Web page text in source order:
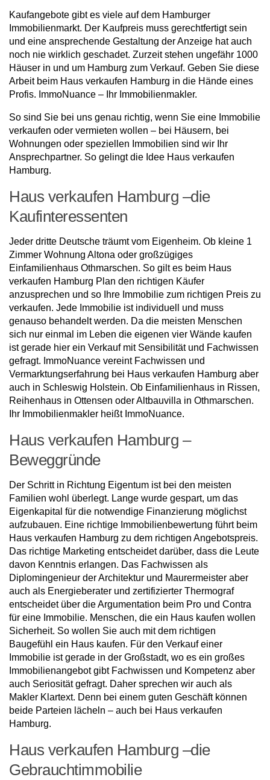
Kaufangebote gibt es viele auf dem Hamburger
Immobilienmarkt. Der Kaufpreis muss gerechtfertigt sein
und eine ansprechende Gestaltung der Anzeige hat auch
noch nie wirklich geschadet. Zurzeit stehen ungefähr 1000
Häuser in und um Hamburg zum Verkauf. Geben Sie diese
Arbeit beim Haus verkaufen Hamburg in die Hände eines
Profis. ImmoNuance – Ihr Immobilienmakler.
So sind Sie bei uns genau richtig, wenn Sie eine Immobilie
verkaufen oder vermieten wollen – bei Häusern, bei
Wohnungen oder speziellen Immobilien sind wir Ihr
Ansprechpartner. So gelingt die Idee Haus verkaufen
Hamburg.
Haus verkaufen Hamburg –die
Kaufinteressenten
Jeder dritte Deutsche träumt vom Eigenheim. Ob kleine 1
Zimmer Wohnung Altona oder großzügiges
Einfamilienhaus Othmarschen. So gilt es beim Haus
verkaufen Hamburg Plan den richtigen Käufer
anzusprechen und so Ihre Immobilie zum richtigen Preis zu
verkaufen. Jede Immobilie ist individuell und muss
genauso behandelt werden. Da die meisten Menschen
sich nur einmal im Leben die eigenen vier Wände kaufen
ist gerade hier ein Verkauf mit Sensibilität und Fachwissen
gefragt. ImmoNuance vereint Fachwissen und
Vermarktungserfahrung bei Haus verkaufen Hamburg aber
auch in Schleswig Holstein. Ob Einfamilienhaus in Rissen,
Reihenhaus in Ottensen oder Altbauvilla in Othmarschen.
Ihr Immobilienmakler heißt ImmoNuance.
Haus verkaufen Hamburg –
Beweggründe
Der Schritt in Richtung Eigentum ist bei den meisten
Familien wohl überlegt. Lange wurde gespart, um das
Eigenkapital für die notwendige Finanzierung möglichst
aufzubauen. Eine richtige Immobilienbewertung führt beim
Haus verkaufen Hamburg zu dem richtigen Angebotspreis.
Das richtige Marketing entscheidet darüber, dass die Leute
davon Kenntnis erlangen. Das Fachwissen als
Diplomingenieur der Architektur und Maurermeister aber
auch als Energieberater und zertifizierter Thermograf
entscheidet über die Argumentation beim Pro und Contra
für eine Immobilie. Menschen, die ein Haus kaufen wollen
Sicherheit. So wollen Sie auch mit dem richtigen
Baugefühl ein Haus kaufen. Für den Verkauf einer
Immobilie ist gerade in der Großstadt, wo es ein großes
Immobilienangebot gibt Fachwissen und Kompetenz aber
auch Seriosität gefragt. Daher sprechen wir auch als
Makler Klartext. Denn bei einem guten Geschäft können
beide Parteien lächeln – auch bei Haus verkaufen
Hamburg.
Haus verkaufen Hamburg –die
Gebrauchtimmobilie